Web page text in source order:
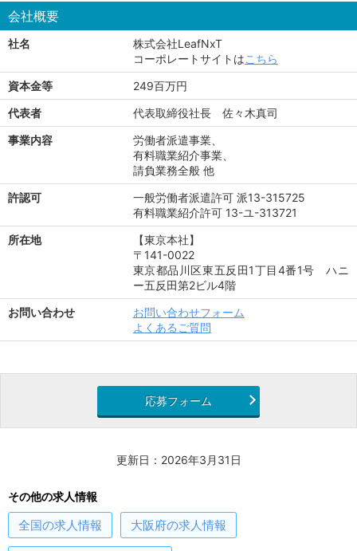
会社概要
社名
株式会社LeafNxT
コーポレートサイトはこちら
資本金等
249百万円
代表者
代表取締役社長 佐々木真司
事業内容
労働者派遣事業、
有料職業紹介事業、
請負業務全般 他
許認可
一般労働者派遣許可 派13-315725
有料職業紹介許可 13-ユ-313721
所在地
【東京本社】
〒141-0022
東京都品川区東五反田1丁目4番1号 ハニ
ー五反田第2ビル4階
お問い合わせ
お問い合わせフォーム
よくあるご質問
応募フォーム
更新日：2026年3月31日
その他の求人情報
全国の求人情報 大阪府の求人情報